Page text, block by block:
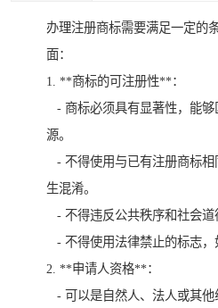
办理注册商标需要满足一定的
面：
1. **商标的可注册性**：
- 商标必须具有显著性，能
源。
- 不得使用与已有注册商标
生混淆。
- 不得违反公共秩序和社会道
- 不得使用法律禁止的标志，
2. **申请人资格**：
- 可以是自然人、法人或其他